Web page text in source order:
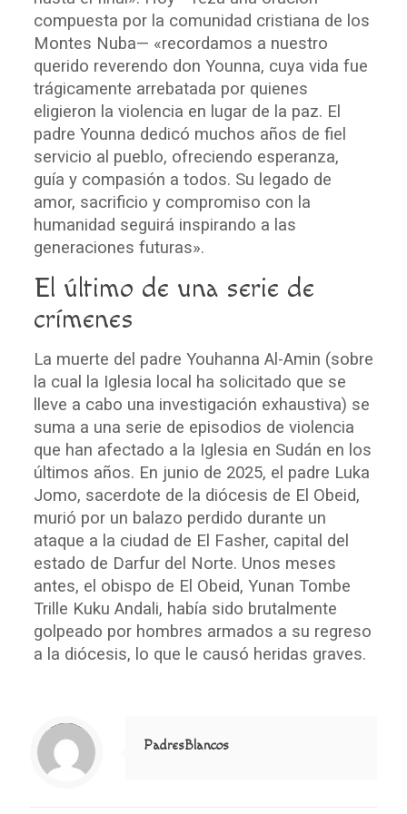
compuesta por la comunidad cristiana de los
Montes Nuba— «recordamos a nuestro
querido reverendo don Younna, cuya vida fue
trágicamente arrebatada por quienes
eligieron la violencia en lugar de la paz. El
padre Younna dedicó muchos años de fiel
servicio al pueblo, ofreciendo esperanza,
guía y compasión a todos. Su legado de
amor, sacrificio y compromiso con la
humanidad seguirá inspirando a las
generaciones futuras».
El último de una serie de
crímenes
La muerte del padre Youhanna Al-Amin (sobre
la cual la Iglesia local ha solicitado que se
lleve a cabo una investigación exhaustiva) se
suma a una serie de episodios de violencia
que han afectado a la Iglesia en Sudán en los
últimos años. En junio de 2025, el padre Luka
Jomo, sacerdote de la diócesis de El Obeid,
murió por un balazo perdido durante un
ataque a la ciudad de El Fasher, capital del
estado de Darfur del Norte. Unos meses
antes, el obispo de El Obeid, Yunan Tombe
Trille Kuku Andali, había sido brutalmente
golpeado por hombres armados a su regreso
a la diócesis, lo que le causó heridas graves.
Notice
: Trying to access array offset on value of type null in
/home/misioner/public_html/padresblancos/themes/betheme/includes/content-single.php
on line
286
PadresBlancos